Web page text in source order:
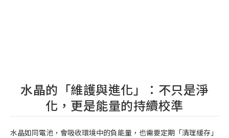
水晶的「維護與進化」：不只是淨
化，更是能量的持續校準
水晶如同電池，會吸收環境中的負能量，也需要定期「清理緩存」